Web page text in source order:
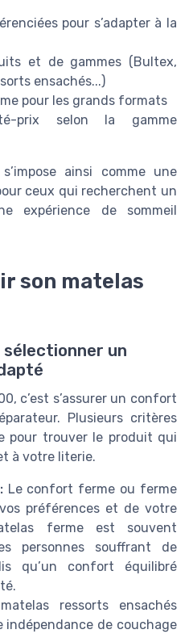
pour s’adapter à la
et de gammes (Bultex,
ensachés...)
pour les grands formats
prix selon la gamme
ainsi comme une
ceux qui recherchent un
expérience de sommeil
son matelas
un
c’est s’assurer un confort
Plusieurs critères
pour trouver le produit qui
à votre literie.
Le confort ferme ou ferme
préférences et de votre
ferme est souvent
personnes souffrant de
qu’un confort équilibré
ressorts ensachés
de couchage